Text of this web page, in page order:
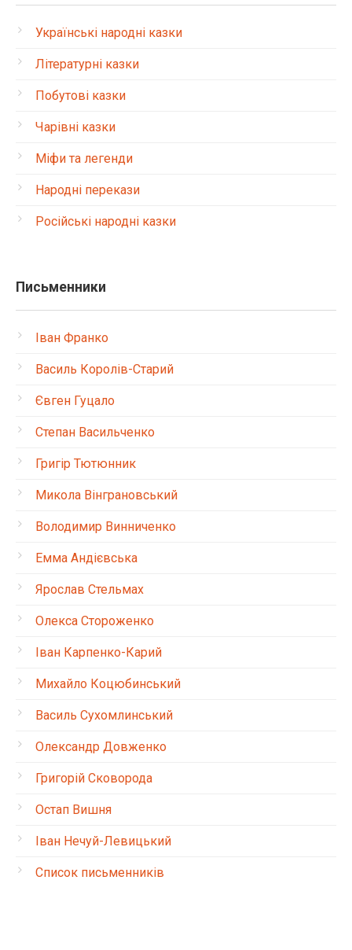
Українські народні казки
Літературні казки
Побутові казки
Чарівні казки
Міфи та легенди
Народні перекази
Російські народні казки
Письменники
Іван Франко
Василь Королів-Старий
Євген Гуцало
Степан Васильченко
Григір Тютюнник
Микола Вінграновський
Володимир Винниченко
Емма Андієвська
Ярослав Стельмах
Олекса Стороженко
Іван Карпенко-Карий
Михайло Коцюбинський
Василь Сухомлинський
Олександр Довженко
Григорій Сковорода
Остап Вишня
Іван Нечуй-Левицький
Список письменників